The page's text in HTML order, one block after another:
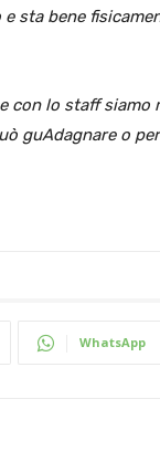
sta bene
con lo staff
guAdagnare o
WhatsApp